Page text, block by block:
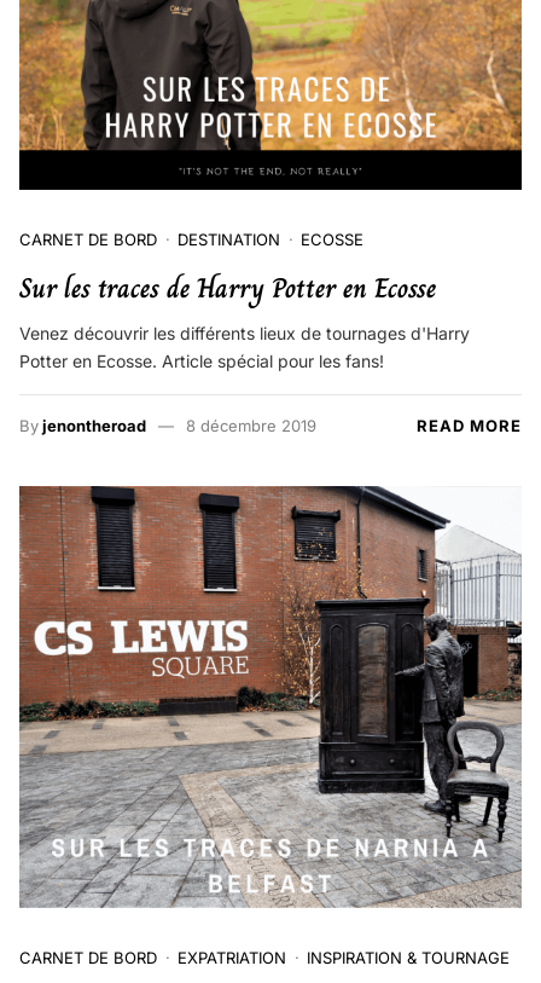
CARNET DE BORD DESTINATION ECOSSE
Sur les traces de Harry Potter en Ecosse
Venez découvrir les différents lieux de tournages d'Harry
Potter en Ecosse. Article spécial pour les fans!
Byjenontheroad 8 décembre 2019 READ MORE
CARNET DE BORD EXPATRIATION INSPIRATION & TOURNAGE